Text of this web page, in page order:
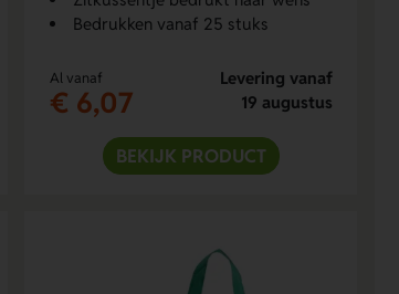
Bedrukken vanaf 25 stuks
Al vanaf
€ 6,07
Levering vanaf
19 augustus
BEKIJK PRODUCT